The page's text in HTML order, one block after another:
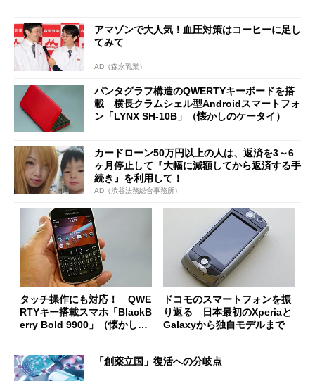
アマゾンで大人気！血圧対策はコーヒーに足し
てみて
AD（森永乳業）
パンタグラフ構造のQWERTYキーボードを搭
載 横長クラムシェル型Androidスマートフォ
ン「LYNX SH-10B」（懐かしのケータイ）
カードローン50万円以上の人は、返済を3～6
ヶ月停止して『大幅に減額してから返済する手
続き』を利用して！
AD（渋谷法務総合事務所）
タッチ操作にも対応！ QWE
RTYキー搭載スマホ「BlackB
erry Bold 9900」（懐かしの
ドコモのスマートフォンを振
り返る 日本最初のXperiaと
Galaxyから独自モデルまで
「創薬立国」復活への分岐点